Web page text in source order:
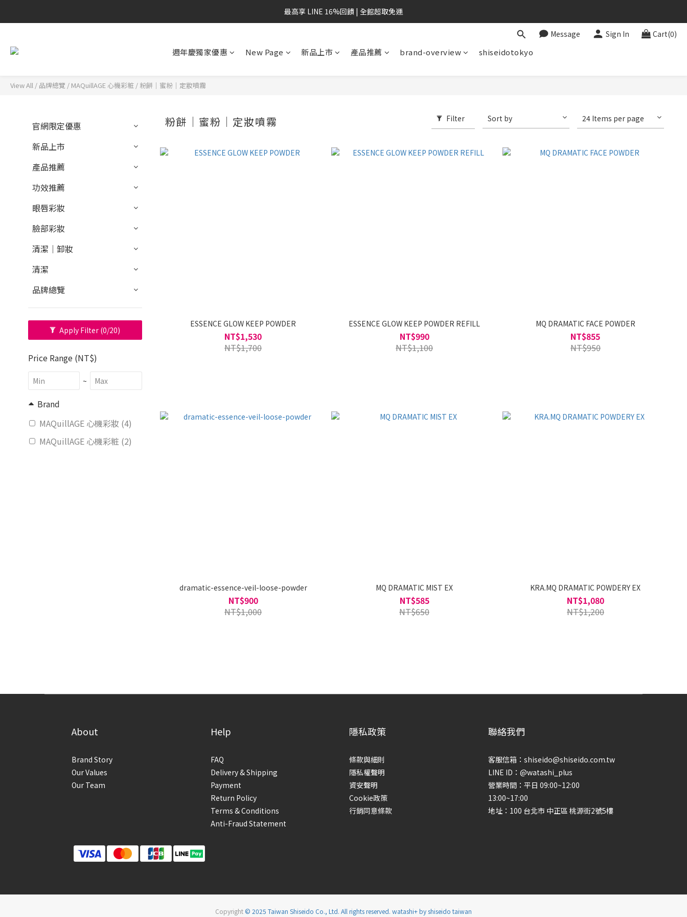
最高享 LINE 16%回饋 | 全館超取免運
Message Sign In Cart(0)
週年慶獨家優惠 New Page 新品上市 產品推薦 brand-overview shiseidotokyo
View All / 品牌總覽 / MAQuillAGE 心機彩粧 / 粉餅｜蜜粉｜定妝噴霧
官網限定優惠
新品上市
產品推薦
功效推薦
眼唇彩妝
臉部彩妝
清潔｜卸妝
清潔
品牌總覽
Apply Filter (0/20)
Price Range (NT$)
~
Brand
MAQuillAGE 心機彩妝 (4)
MAQuillAGE 心機彩粧 (2)
粉餅｜蜜粉｜定妝噴霧 Filter Sort by 24 Items per page
ESSENCE GLOW KEEP POWDER
NT$1,530
NT$1,700
ESSENCE GLOW KEEP POWDER REFILL
NT$990
NT$1,100
MQ DRAMATIC FACE POWDER
NT$855
NT$950
dramatic-essence-veil-loose-powder
NT$900
NT$1,000
MQ DRAMATIC MIST EX
NT$585
NT$650
KRA.MQ DRAMATIC POWDERY EX
NT$1,080
NT$1,200
About
Brand Story
Our Values
Our Team
Help
FAQ
Delivery & Shipping
Payment
Return Policy
Terms & Conditions
Anti-Fraud Statement
隱私政策
條款與細則
隱私權聲明
資安聲明
Cookie政策
行銷同意條款
聯絡我們
客服信箱：shiseido@shiseido.com.tw
LINE ID：@watashi_plus
營業時間：平日 09:00~12:00
13:00~17:00
地址：100 台北市 中正區 桃源街2號5樓
Copyright © 2025 Taiwan Shiseido Co., Ltd. All rights reserved. watashi+ by shiseido taiwan